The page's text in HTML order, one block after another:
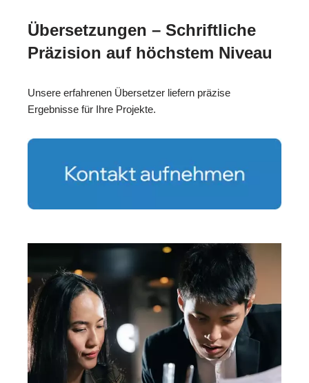
Übersetzungen – Schriftliche
Präzision auf höchstem Niveau
Unsere erfahrenen Übersetzer liefern präzise
Ergebnisse für Ihre Projekte.